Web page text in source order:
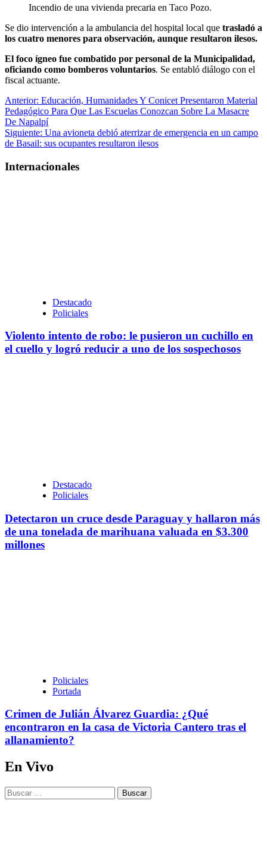
Incendio de una vivienda precaria en Taco Pozo.
Se dio intervención a la ambulancia del hospital local que trasladó a
los cuatro menores para observación, aunque resultaron ilesos.
El foco ígneo fue combatido por personal de la Municipalidad,
oficiando como bomberos voluntarios. Se entabló diálogo con el
fiscal actuante.
Navegación
de
entradas
Anterior: Educación, Humanidades Y Conicet Presentaron Material
Pedagógico Para Que Las Escuelas Conozcan Sobre La Masacre
De Napalpí
Siguiente: Una avioneta debió aterrizar de emergencia en un campo
de Basail: sus ocupantes resultaron ilesos
Internacionales
Destacado
Policiales
Violento intento de robo: le pusieron un cuchillo en
el cuello y logró reducir a uno de los sospechosos
Destacado
Policiales
Detectaron un cruce desde Paraguay y hallaron más
de una tonelada de marihuana valuada en $3.300
millones
Policiales
Portada
Crimen de Julián Álvarez Guardia: ¿Qué
encontraron en la casa de Victoria Cantero tras el
allanamiento?
En Vivo
Buscar: